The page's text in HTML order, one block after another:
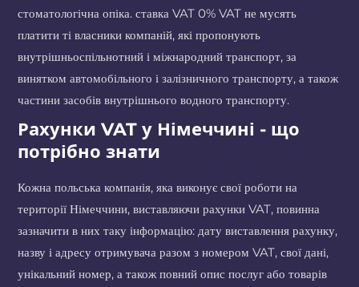
стоматологічна опіка. ставка VAT 0% VAT не мусять
платити ті власники компаній, які пропонують
внутрішньоспільнотний і міжнародний транспорт, за
винятком автомобільного і залізничного транспорту, а також
частини засобів внутрішнього водного транспорту.
Рахунки VAT у Німеччині - що
потрібно знати
Кожна польська компанія, яка виконує свої роботи на
території Німеччини, виставляючи рахунки VAT, повинна
зазначити в них таку інформацію: дату виставлення рахунку,
назву і адресу отримувача разом з номером VAT, свої дані,
унікальний номер, а також повний опис послуг або товарів